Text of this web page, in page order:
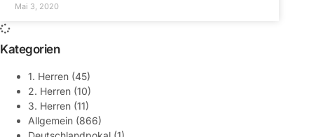
Mai 3, 2020
Kategorien
1. Herren (45)
2. Herren (10)
3. Herren (11)
Allgemein (866)